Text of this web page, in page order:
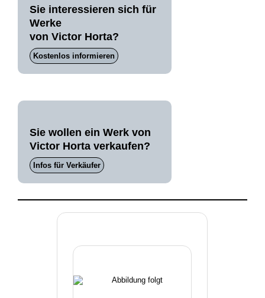
Sie interessieren sich für
Werke
von Victor Horta?
Kostenlos informieren
Sie wollen ein Werk von
Victor Horta verkaufen?
Infos für Verkäufer